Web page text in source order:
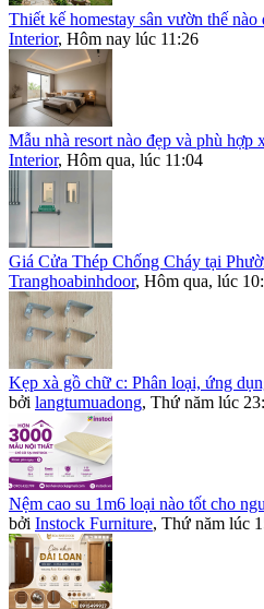
Thiết kế homestay sân vườn thế nào
Interior, Hôm nay lúc 11:26
Mẫu nhà resort nào đẹp và phù hợp
Interior, Hôm qua, lúc 11:04
Giá Cửa Thép Chống Cháy tại
Tranghoabinhdoor, Hôm qua, lúc
Kẹp xà gồ chữ c: Phân loại, ứng
bởi langtumuadong, Thứ năm lúc
Nệm cao su 1m6 loại nào tốt cho
bởi Instock Furniture, Thứ năm lúc